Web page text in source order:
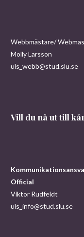
Webbmästare/
Molly Larsson
uls_webb@stud.slu.se
Vill du nå ut till
Official
Viktor Rudfeldt
uls_info@stud.slu.se